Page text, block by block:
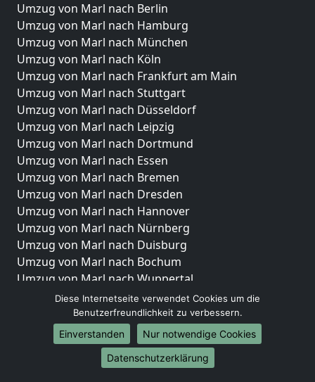
Umzug von Marl nach Berlin
Umzug von Marl nach Hamburg
Umzug von Marl nach München
Umzug von Marl nach Köln
Umzug von Marl nach Frankfurt am Main
Umzug von Marl nach Stuttgart
Umzug von Marl nach Düsseldorf
Umzug von Marl nach Leipzig
Umzug von Marl nach Dortmund
Umzug von Marl nach Essen
Umzug von Marl nach Bremen
Umzug von Marl nach Dresden
Umzug von Marl nach Hannover
Umzug von Marl nach Nürnberg
Umzug von Marl nach Duisburg
Umzug von Marl nach Bochum
Umzug von Marl nach Wuppertal
Umzug von Marl nach Bielefeld
Umzug von Marl nach Bonn
Umzug von Marl nach Münster
Internationale-Umzüge
Diese Internetseite verwendet Cookies um die
Benutzerfreundlichkeit zu verbessern.
Einverstanden
Nur notwendige Cookies
Datenschutzerklärung